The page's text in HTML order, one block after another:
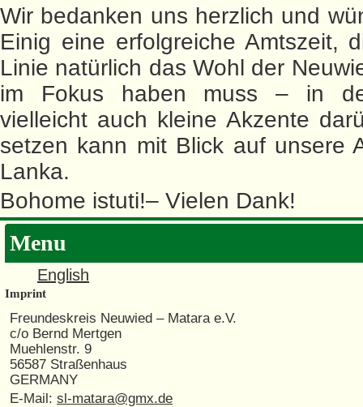
Wir bedanken uns herzlich und
Einig eine erfolgreiche Amtszeit,
Linie natürlich das Wohl der
im Fokus haben muss – in
vielleicht auch kleine Akzente
setzen kann mit Blick auf unsere
Lanka.
Bohome istuti!– Vielen Dank!
Menu
English
Imprint
Freundeskreis Neuwied – Matara e.V.
c/o Bernd Mertgen
Muehlenstr. 9
56587 Straßenhaus
GERMANY
E-Mail: sl-matara@gmx.de